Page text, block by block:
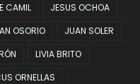
CAMIL
JESUS OCHOA
OSORIO
JUAN SOLER
LIVIA BRITO
ORNELLAS